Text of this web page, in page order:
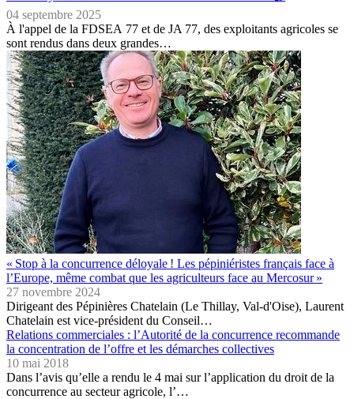
04 septembre 2025
À l'appel de la FDSEA 77 et de JA 77, des exploitants agricoles se
sont rendus dans deux grandes…
« Stop à la concurrence déloyale ! Les pépiniéristes français face à
l’Europe, même combat que les agriculteurs face au Mercosur »
27 novembre 2024
Dirigeant des Pépinières Chatelain (Le Thillay, Val-d'Oise), Laurent
Chatelain est vice-président du Conseil…
Relations commerciales : l’Autorité de la concurrence recommande
la concentration de l’offre et les démarches collectives
10 mai 2018
Dans l’avis qu’elle a rendu le 4 mai sur l’application du droit de la
concurrence au secteur agricole, l’…